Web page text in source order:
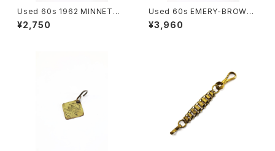
Used 60s 1962 MINNETON
KA Brass Dog tag 古着
¥2,750
Used 60s EMERY-BROWN
S Shoe Horn 古着
¥3,960